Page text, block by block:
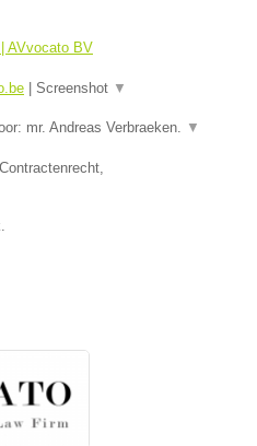
AVvocato BV
Screenshot ▼
mr. Andreas Verbraeken. ▼